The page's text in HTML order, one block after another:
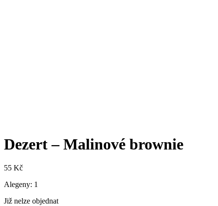
Dezert – Malinové brownie
55 Kč
Alegeny: 1
Již nelze objednat